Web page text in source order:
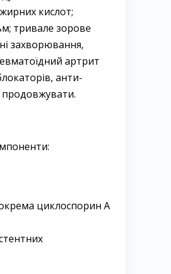
кислот;
тривале зорове
захворювання,
артрит
анти­
циклоспорин А